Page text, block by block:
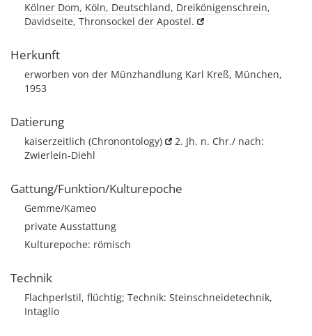
Kölner Dom, Köln, Deutschland, Dreikönigenschrein,
Davidseite, Thronsockel der Apostel.
Herkunft
erworben von der Münzhandlung Karl Kreß, München,
1953
Datierung
kaiserzeitlich (Chronontology)
2. Jh. n. Chr./ nach:
Zwierlein-Diehl
Gattung/Funktion/Kulturepoche
Gemme/Kameo
private Ausstattung
Kulturepoche: römisch
Technik
Flachperlstil, flüchtig; Technik: Steinschneidetechnik,
Intaglio